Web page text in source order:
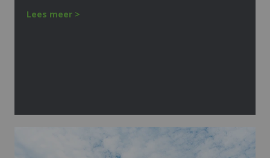
Lees meer >